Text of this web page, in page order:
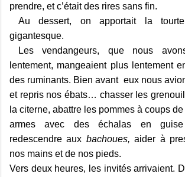
prendre, et c’était des rires sans fin.
Au dessert, on apportait la
gigantesque.
Les vendangeurs, que nous
lentement, mangeaient plus lentement
des ruminants. Bien avant eux nous
et repris nos ébats… chasser les
la citerne, abattre les pommes à coups
armes avec des échalas en guise
redescendre aux bachoues, aider à
nos mains et de nos pieds.
Vers deux heures, les invités arrivaient.